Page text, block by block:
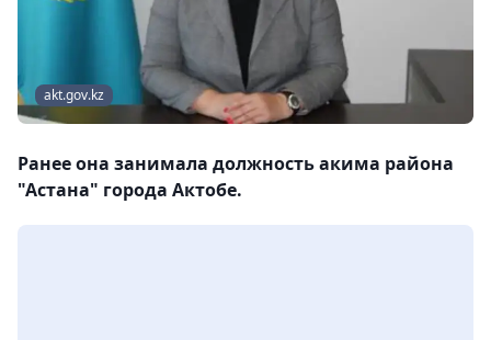
akt.gov.kz
Ранее она занимала должность акима района
"Астана" города Актобе.